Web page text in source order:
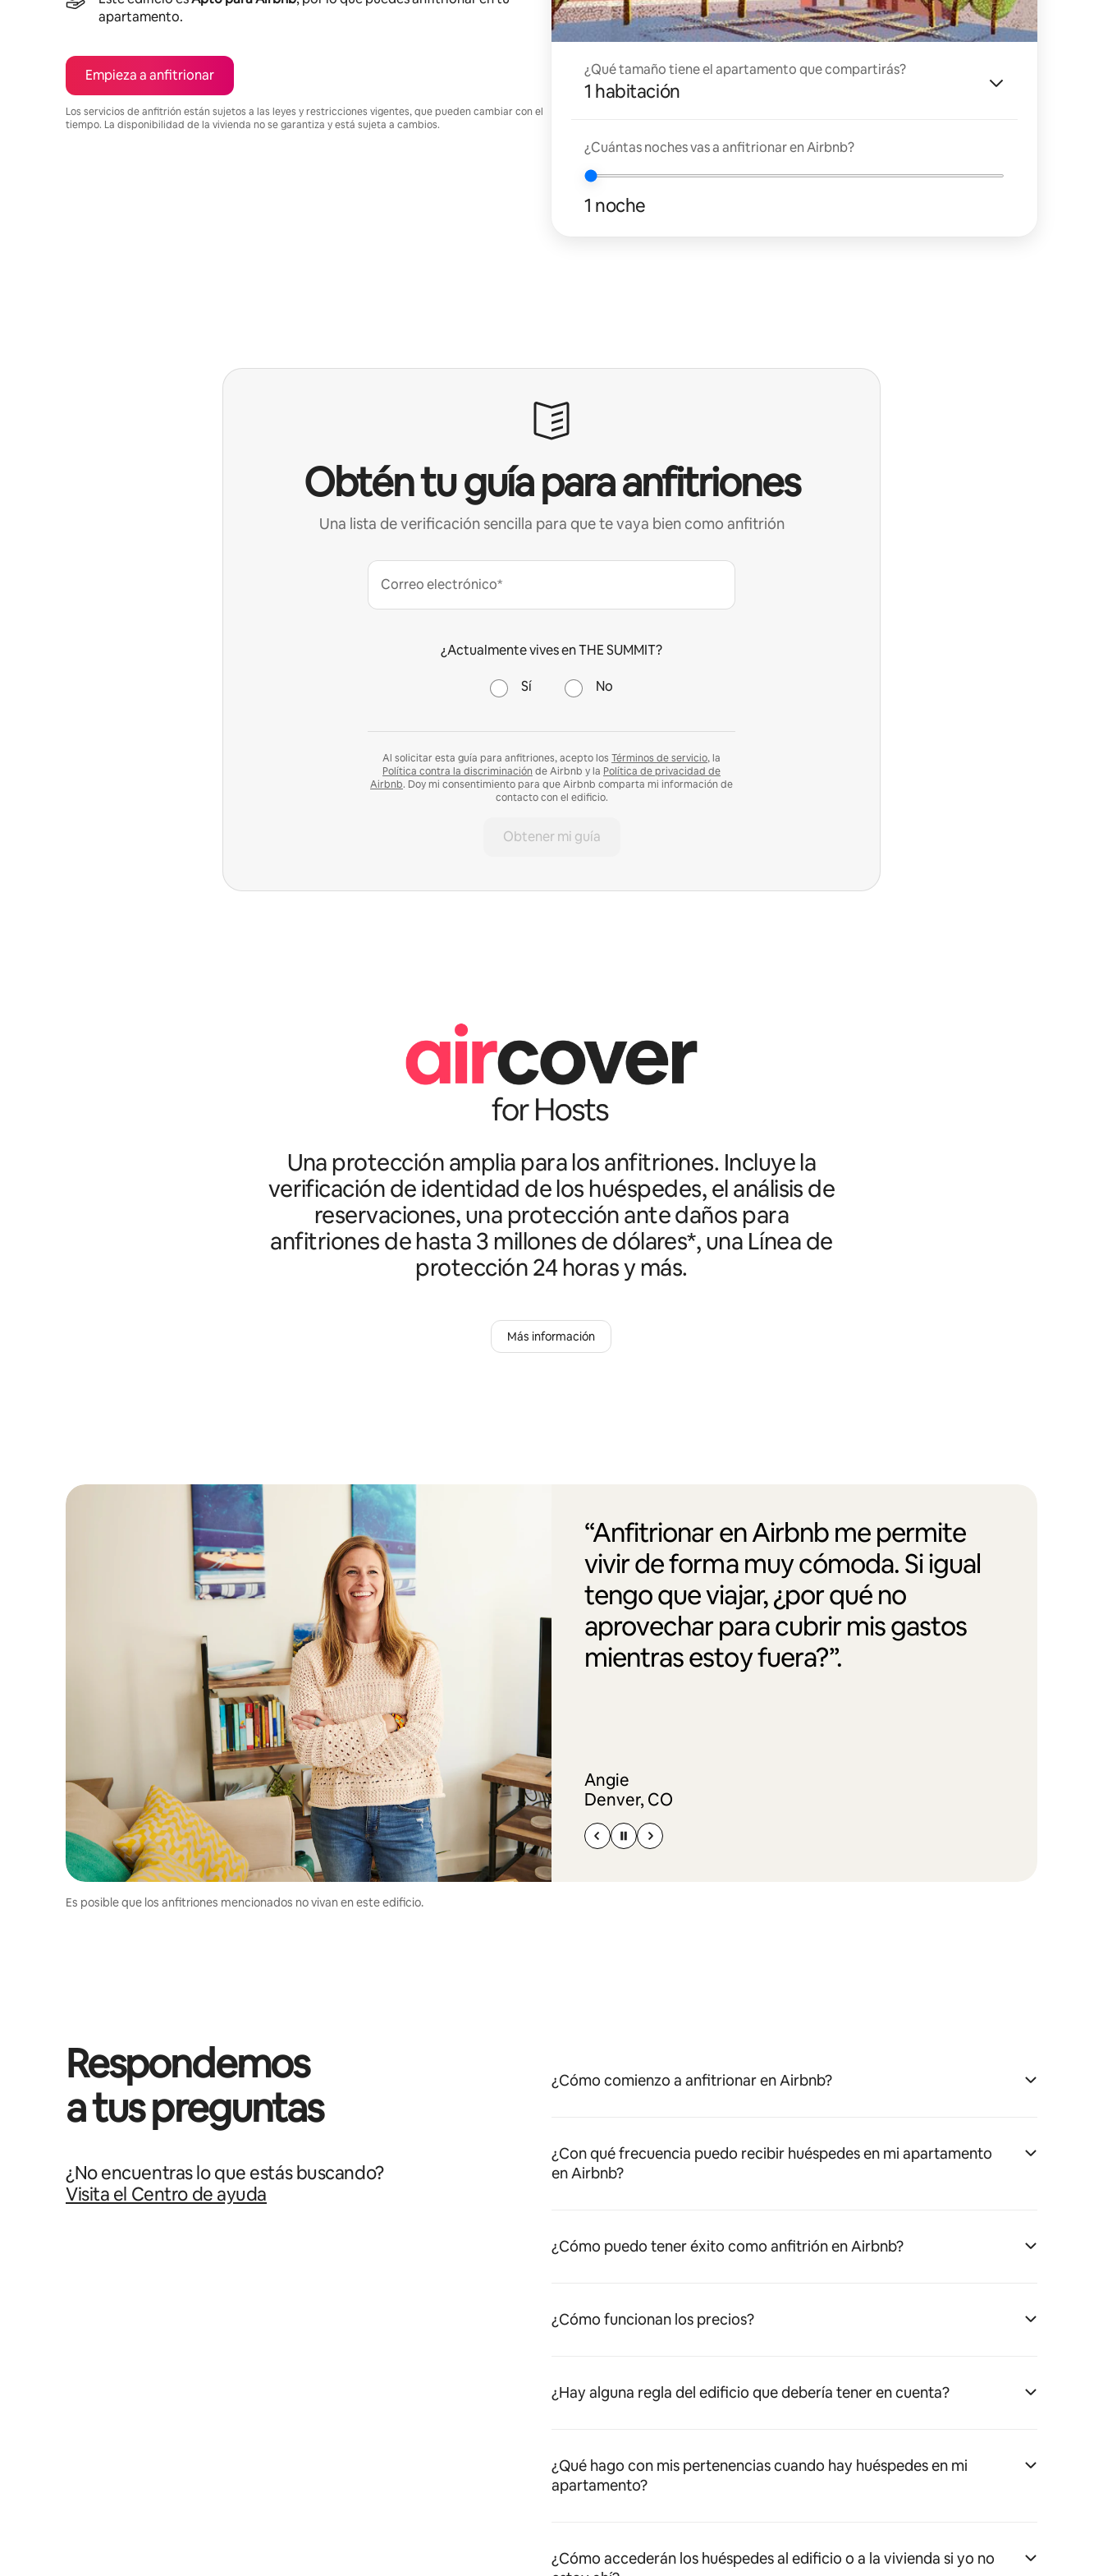
apartamento.
Empieza a anfitrionar
Los servicios de anfitrión están sujetos a las leyes y restricciones vigentes, que pueden cambiar con el
tiempo. La disponibilidad de la vivienda no se garantiza y está sujeta a cambios.
¿Qué tamaño tiene el apartamento que compartirás?
1 habitación
¿Cuántas noches vas a anfitrionar en Airbnb?
1 noche
Obtén tu guía para anfitriones
Una lista de verificación sencilla para que te vaya bien como anfitrión
Correo electrónico*
¿Actualmente vives en THE SUMMIT?
Sí No
Al solicitar esta guía para anfitriones, acepto los Términos de servicio, la
Política contra la discriminación de Airbnb y la Política de privacidad de
Airbnb. Doy mi consentimiento para que Airbnb comparta mi información de
contacto con el edificio.
Obtener mi guía
Una protección amplia para los anfitriones. Incluye la
verificación de identidad de los huéspedes, el análisis de
reservaciones, una protección ante daños para
anfitriones de hasta 3 millones de dólares*, una Línea de
protección 24 horas y más.
Más información
“Anfitrionar en Airbnb me permite
vivir de forma muy cómoda. Si igual
tengo que viajar, ¿por qué no
aprovechar para cubrir mis gastos
mientras estoy fuera?”.
Angie
Denver, CO
Es posible que los anfitriones mencionados no vivan en este edificio.
Respondemos
a tus preguntas
¿No encuentras lo que estás buscando?
Visita el Centro de ayuda
¿Cómo comienzo a anfitrionar en Airbnb?
¿Con qué frecuencia puedo recibir huéspedes en mi apartamento
en Airbnb?
¿Cómo puedo tener éxito como anfitrión en Airbnb?
¿Cómo funcionan los precios?
¿Hay alguna regla del edificio que debería tener en cuenta?
¿Qué hago con mis pertenencias cuando hay huéspedes en mi
apartamento?
¿Cómo accederán los huéspedes al edificio o a la vivienda si yo no